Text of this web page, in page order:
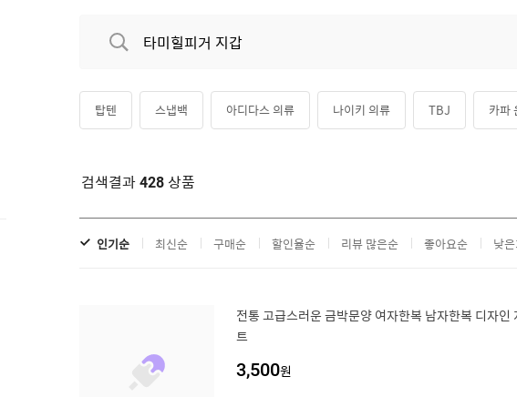
탑텐 스냅백 아디다스 의류 나이키 의류 TBJ 카파
검색결과 428 상품
인기순 최신순 구매순 할인율순 리뷰 많은순 좋아요순 낮
전통 고급스러운 금박문양 여자한복 남자한복 디자인
트
3,500원